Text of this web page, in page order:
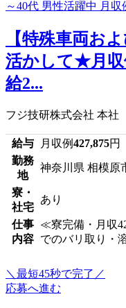
【特殊車両お
活かして★月
給2...
フジ技研株式会社 本社
給与 月収例427,875円
勤務
地
神奈川県 相模原
寮・
社宅
あり
仕事
内容
≪寮完備・月収
でのバリ取り・
＼最短45秒で完了／
応募へ進む